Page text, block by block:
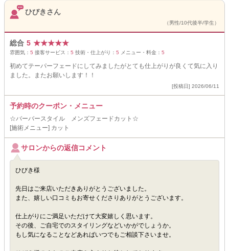
ひびきさん
（男性/10代後半/学生）
総合 5 ★★★★★
雰囲気： 5 接客サービス： 5 技術・仕上がり： 5 メニュー・料金： 5
初めてテーパーフェードにしてみましたがとても仕上がりが良くて気に入り
ました。またお願いします！！
[投稿日] 2026/06/11
予約時のクーポン・メニュー
☆バーバースタイル メンズフェードカット☆
[施術メニュー] カット
サロンからの返信コメント
ひびき様
先日はご来店いただきありがとうございました。
また、嬉しい口コミもお寄せくださりありがとうございます。
仕上がりにご満足いただけて大変嬉しく思います。
その後、ご自宅でのスタイリングなどいかがでしょうか。
もし気になることなどあればいつでもご相談下さいませ。